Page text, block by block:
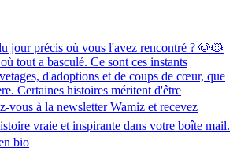
jour précis où vous l'avez rencontré ? 🐶🐱
tout a basculé. Ce sont ces instants
d'adoptions et de coups de cœur, que
Certaines histoires méritent d'être
vous à la newsletter Wamiz et recevez
vraie et inspirante dans votre boîte mail.
bio